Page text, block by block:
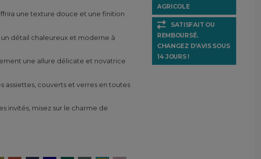
une texture douce et une finition
détail chaleureux et moderne à
une allure délicate et novatrice
assiettes, couverts et verres en toutes
invités, misez sur le charme de
AGRICOLE
SATISFAIT OU
REMBOURSÉ.
CHANGEZ D'AVIS SOUS
14 JOURS !